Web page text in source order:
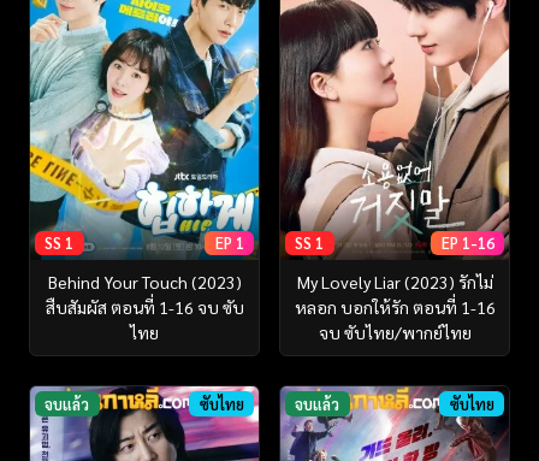
SS 1 EP 1
Behind Your Touch (2023)
สืบสัมผัส ตอนที่ 1-16 จบ ซับ
ไทย
SS 1 EP 1-16
My Lovely Liar (2023) รักไม่
หลอก บอกให้รัก ตอนที่ 1-16
จบ ซับไทย/พากย์ไทย
จบแล้ว ซับไทย จบแล้ว ซับไทย